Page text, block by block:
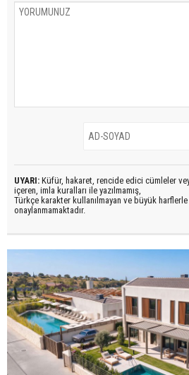
UYARI: Küfür, hakaret, rencide edici cümleler
içeren, imla kuralları ile yazılmamış,
Türkçe karakter kullanılmayan ve büyük harflerle
onaylanmamaktadır.